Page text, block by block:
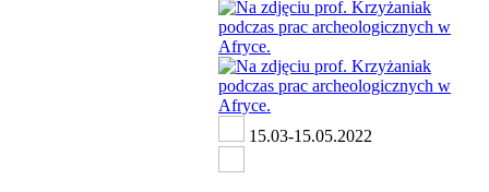
15.03-15.05.2022